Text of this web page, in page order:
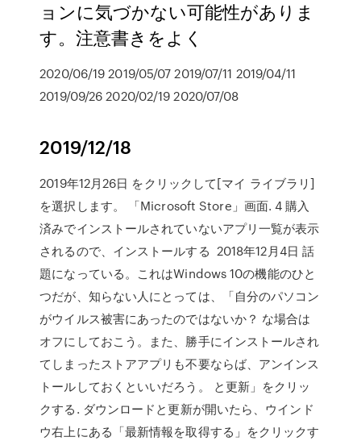
ョンに気づかない可能性がありま
す。注意書きをよく
2020/06/19 2019/05/07 2019/07/11 2019/04/11
2019/09/26 2020/02/19 2020/07/08
2019/12/18
2019年12月26日 をクリックして[マイ ライブラリ]
を選択します。 「Microsoft Store」画面. 4 購入
済みでインストールされていないアプリ一覧が表示
されるので、インストールする 2018年12月4日 話
題になっている。これはWindows 10の機能のひと
つだが、知らない人にとっては、「自分のパソコン
がウイルス被害にあったのではないか？ な場合は
オフにしておこう。また、勝手にインストールされ
てしまったストアアプリも不要ならば、アンインス
トールしておくといいだろう。 と更新」をクリッ
クする. ダウンロードと更新が開いたら、ウインド
ウ右上にある「最新情報を取得する」をクリックす